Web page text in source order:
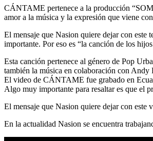
CÁNTAME pertenece a la producción
amor a la música y la expresión que viene
El mensaje que Nasion quiere dejar con este
importante. Por eso es “la canción de los
Esta canción pertenece al género de Pop
también la música en colaboración con
El video de CÁNTAME fue grabado en
Algo muy importante para resaltar es que el
El mensaje que Nasion quiere dejar con este
En la actualidad Nasion se encuentra